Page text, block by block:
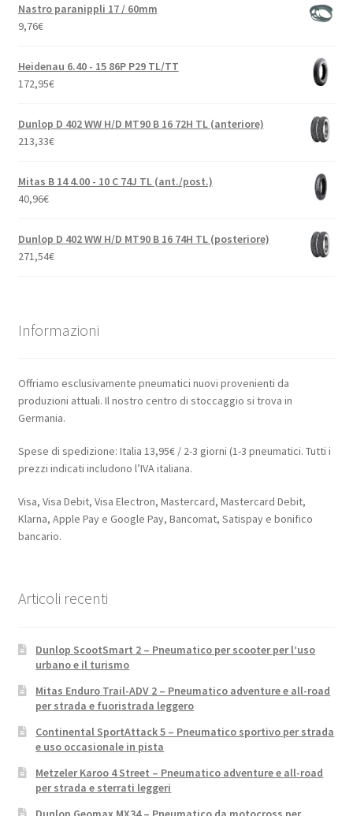
Nastro paranippli 17 / 60mm
9,76€
Heidenau 6.40 - 15 86P P29 TL/TT
172,95€
Dunlop D 402 WW H/D MT90 B 16 72H TL (anteriore)
213,33€
Mitas B 14 4.00 - 10 C 74J TL (ant./post.)
40,96€
Dunlop D 402 WW H/D MT90 B 16 74H TL (posteriore)
271,54€
Informazioni
Offriamo esclusivamente pneumatici nuovi provenienti da
produzioni attuali. Il nostro centro di stoccaggio si trova in
Germania.
Spese di spedizione: Italia 13,95€ / 2-3 giorni (1-3 pneumatici. Tutti i
prezzi indicati includono l’IVA italiana.
Visa, Visa Debit, Visa Electron, Mastercard, Mastercard Debit,
Klarna, Apple Pay e Google Pay, Bancomat, Satispay e bonifico
bancario.
Articoli recenti
Dunlop ScootSmart 2 – Pneumatico per scooter per l’uso
urbano e il turismo
Mitas Enduro Trail-ADV 2 – Pneumatico adventure e all-road
per strada e fuoristrada leggero
Continental SportAttack 5 – Pneumatico sportivo per strada
e uso occasionale in pista
Metzeler Karoo 4 Street – Pneumatico adventure e all-road
per strada e sterrati leggeri